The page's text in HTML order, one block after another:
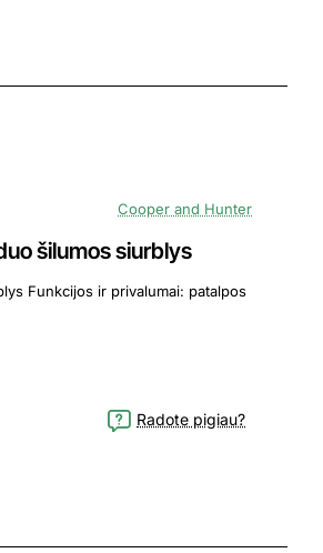
Cooper and Hunter
šilumos siurblys
Radote pigiau?